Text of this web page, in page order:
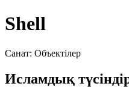
Shell
Санат: Объектілер
Исламдық